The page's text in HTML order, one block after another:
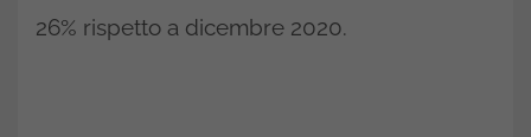
26% rispetto a dicembre 2020.